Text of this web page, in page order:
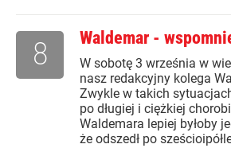
Waldemar -
W sobotę 3 września w
nasz redakcyjny kolega
Zwykle w takich
po długiej i ciężkiej
Waldemara lepiej byłoby
że odszedł po
8